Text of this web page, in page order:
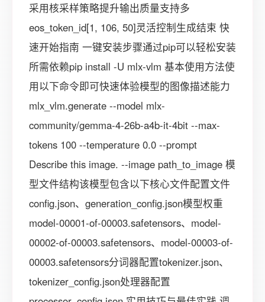
采用核采样策略提升输出质量支持多
eos_token_id[1, 106, 50]灵活控制生成结束 快
速开始指南 一键安装步骤通过pip可以轻松安装
所需依赖pip install -U mlx-vlm 基本使用方法使
用以下命令即可快速体验模型的图像描述能力
mlx_vlm.generate --model mlx-
community/gemma-4-26b-a4b-it-4bit --max-
tokens 100 --temperature 0.0 --prompt
Describe this image. --image path_to_image 模
型文件结构该模型包含以下核心文件配置文件
config.json、generation_config.json模型权重
model-00001-of-00003.safetensors、model-
00002-of-00003.safetensors、model-00003-of-
00003.safetensors分词器配置tokenizer.json、
tokenizer_config.json处理器配置